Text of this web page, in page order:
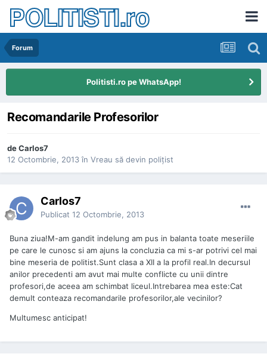
POLITISTI.ro
Forum
Politisti.ro pe WhatsApp!
Recomandarile Profesorilor
deCarlos7
12 Octombrie, 2013 în Vreau să devin poliţist
Carlos7
Publicat 12 Octombrie, 2013
Buna ziua!M-am gandit indelung am pus in balanta toate meseriile
pe care le cunosc si am ajuns la concluzia ca mi s-ar potrivi cel mai
bine meseria de politist.Sunt clasa a XII a la profil real.In decursul
anilor precedenti am avut mai multe conflicte cu unii dintre
profesori,de aceea am schimbat liceul.Intrebarea mea este:Cat
demult conteaza recomandarile profesorilor,ale vecinilor?
Multumesc anticipat!